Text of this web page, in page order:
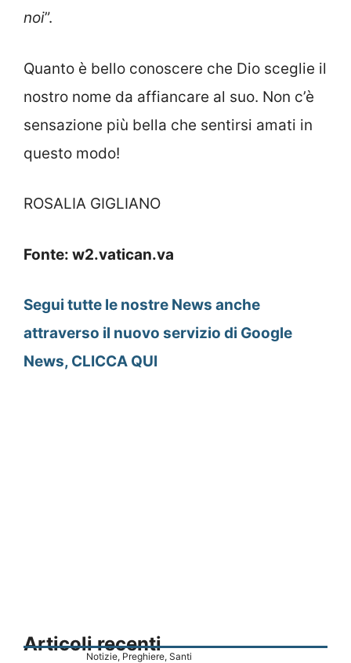
noi”.
Quanto è bello conoscere che Dio sceglie il
nostro nome da affiancare al suo. Non c’è
sensazione più bella che sentirsi amati in
questo modo!
ROSALIA GIGLIANO
Fonte: w2.vatican.va
Segui tutte le nostre News anche
attraverso il nuovo servizio di Google
News, CLICCA QUI
Articoli recenti
Notizie, Preghiere, Santi